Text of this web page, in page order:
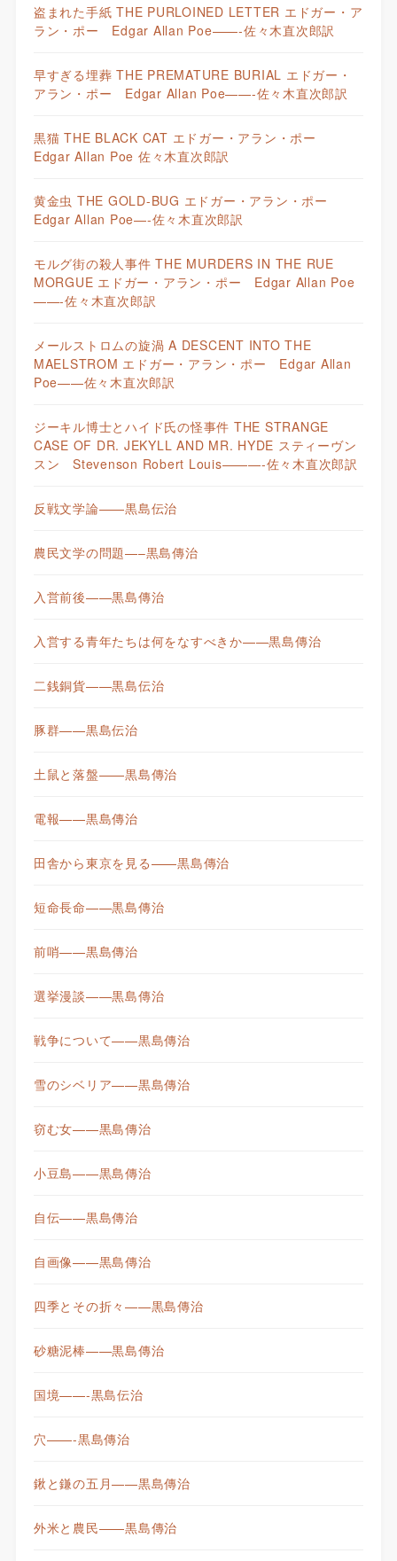
盗まれた手紙 THE PURLOINED LETTER エドガー・ア
ラン・ポー Edgar Allan Poe——-佐々木直次郎訳
早すぎる埋葬 THE PREMATURE BURIAL エドガー・
アラン・ポー Edgar Allan Poe——-佐々木直次郎訳
黒猫 THE BLACK CAT エドガー・アラン・ポー
Edgar Allan Poe 佐々木直次郎訳
黄金虫 THE GOLD-BUG エドガー・アラン・ポー
Edgar Allan Poe—-佐々木直次郎訳
モルグ街の殺人事件 THE MURDERS IN THE RUE
MORGUE エドガー・アラン・ポー Edgar Allan Poe
——-佐々木直次郎訳
メールストロムの旋渦 A DESCENT INTO THE
MAELSTROM エドガー・アラン・ポー Edgar Allan
Poe——佐々木直次郎訳
ジーキル博士とハイド氏の怪事件 THE STRANGE
CASE OF DR. JEKYLL AND MR. HYDE スティーヴン
スン Stevenson Robert Louis———-佐々木直次郎訳
反戦文学論——黒島伝治
農民文学の問題—–黒島傳治
入営前後——黒島傳治
入営する青年たちは何をなすべきか——黒島傳治
二銭銅貨——黒島伝治
豚群——黒島伝治
土鼠と落盤——黒島傳治
電報——黒島傳治
田舎から東京を見る——黒島傳治
短命長命——黒島傳治
前哨——黒島傳治
選挙漫談——黒島傳治
戦争について——黒島傳治
雪のシベリア——黒島傳治
窃む女——黒島傳治
小豆島——黒島傳治
自伝——黒島傳治
自画像——黒島傳治
四季とその折々——黒島傳治
砂糖泥棒——黒島傳治
国境——-黒島伝治
穴——-黒島傳治
鍬と鎌の五月——黒島傳治
外米と農民——黒島傳治